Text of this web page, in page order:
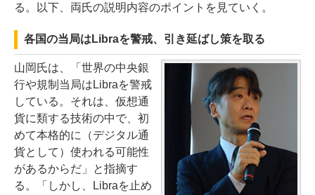
る。以下、両氏の説明内容のポイントを見ていく。
各国の当局はLibraを警戒、引き延ばし策を取る
山岡氏は、「世界の中央銀
行や規制当局はLibraを警戒
している。それは、仮想通
貨に類する技術の中で、初
めて本格的に（デジタル通
貨として）使われる可能性
があるからだ」と指摘す
る。「しかし、Libraを止め